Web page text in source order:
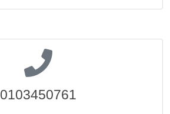
0103450761